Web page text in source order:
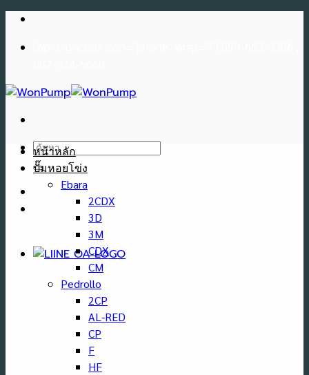
Skip
content
ค้นหา:
[wp-svg-icons icon="phone" wrap="i"] 090-663-3306 ,
082-324-5668
หน้าหลัก
ปั๊มหอยโข่ง
Ebara
2CDX
3D
3M
CDX
CM
Pedrollo
2CP
AL-RED
CP
F
HF